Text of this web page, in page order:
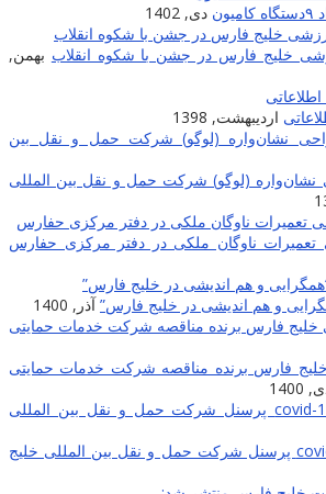
دی, 1402
خلیج فارس در جشن با شکوه انقلاب بهمن,
اردیبهشت, 1398
(لوگو) شرکت حمل و نقل بین المللی
ناوگان ملکی در دفتر مرکزی حفارس
و هم اندیشی در خلیج فارس” آذر, 1400
فارس برنده مناقصه شرکت خدمات حمایتی
1400
انجام واکسیناسیون covid-19 پرسنل شرکت حمل و نقل بین المللی خلیج